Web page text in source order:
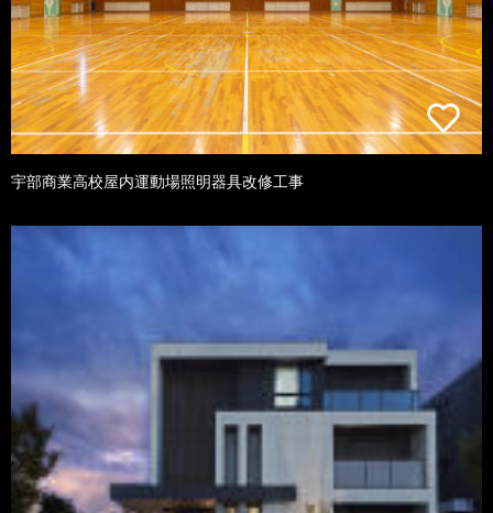
宇部商業高校屋内運動場照明器具改修工事